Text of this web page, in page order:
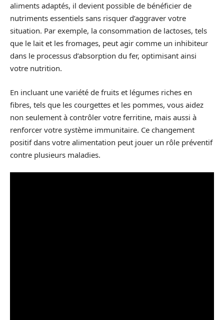
aliments adaptés, il devient possible de bénéficier de
nutriments essentiels sans risquer d’aggraver votre
situation. Par exemple, la consommation de lactoses, tels
que le lait et les fromages, peut agir comme un inhibiteur
dans le processus d’absorption du fer, optimisant ainsi
votre nutrition.
En incluant une variété de fruits et légumes riches en
fibres, tels que les courgettes et les pommes, vous aidez
non seulement à contrôler votre ferritine, mais aussi à
renforcer votre système immunitaire. Ce changement
positif dans votre alimentation peut jouer un rôle préventif
contre plusieurs maladies.